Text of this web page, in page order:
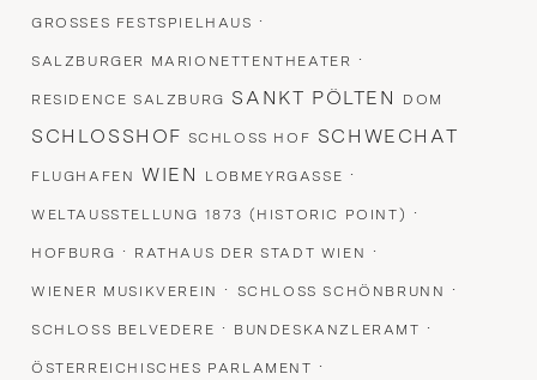
GROSSES FESTSPIELHAUS ·
SALZBURGER MARIONETTENTHEATER ·
RESIDENCE SALZBURG SANKT PÖLTEN DOM
SCHLOSSHOF SCHLOSS HOF SCHWECHAT
FLUGHAFEN WIEN LOBMEYRGASSE ·
WELTAUSSTELLUNG 1873 (HISTORIC POINT) ·
HOFBURG · RATHAUS DER STADT WIEN ·
WIENER MUSIKVEREIN · SCHLOSS SCHÖNBRUNN ·
SCHLOSS BELVEDERE · BUNDESKANZLERAMT ·
ÖSTERREICHISCHES PARLAMENT ·